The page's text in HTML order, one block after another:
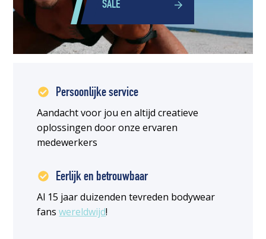
SALE
Persoonlijke service
Aandacht voor jou en altijd creatieve
oplossingen door onze ervaren
medewerkers
Eerlijk en betrouwbaar
Al 15 jaar duizenden tevreden bodywear
fanswereldwijd!